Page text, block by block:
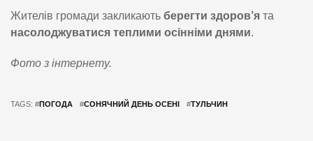
Жителів громади закликають берегти здоров’я та
насолоджуватися теплими осінніми днями.
Фото з інтернету.
TAGS: #ПОГОДА #СОНЯЧНИЙ ДЕНЬ ОСЕНІ #ТУЛЬЧИН